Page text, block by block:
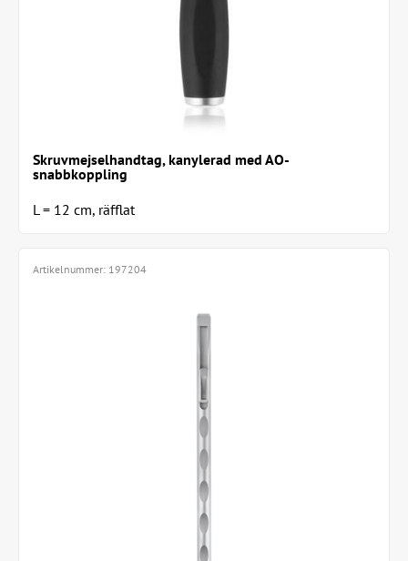
Skruvmejselhandtag, kanylerad med AO-
snabbkoppling
L = 12 cm, räfflat
Artikelnummer: 197204